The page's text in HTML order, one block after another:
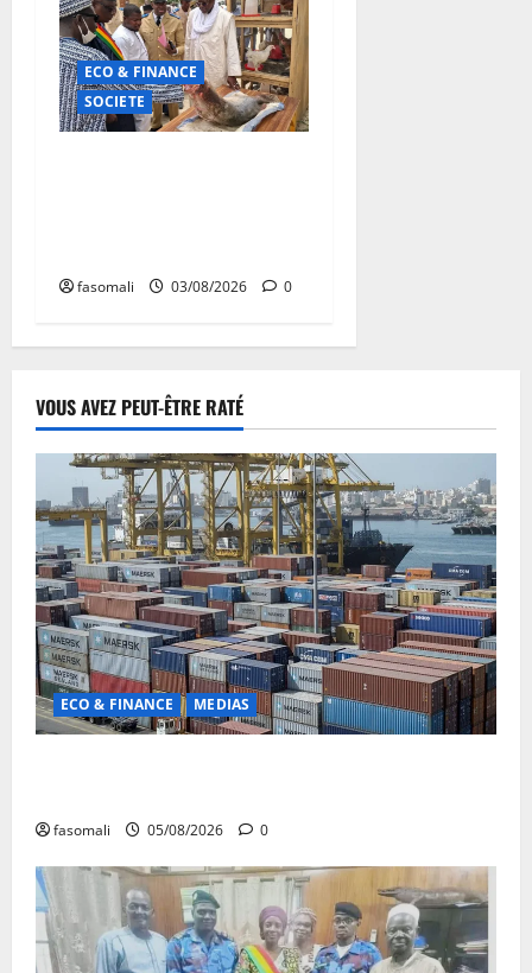
ECO & FINANCE
SOCIETE
fasomali 03/08/2026 0
VOUS AVEZ PEUT-ÊTRE RATÉ
ECO & FINANCE MEDIAS
fasomali 05/08/2026 0